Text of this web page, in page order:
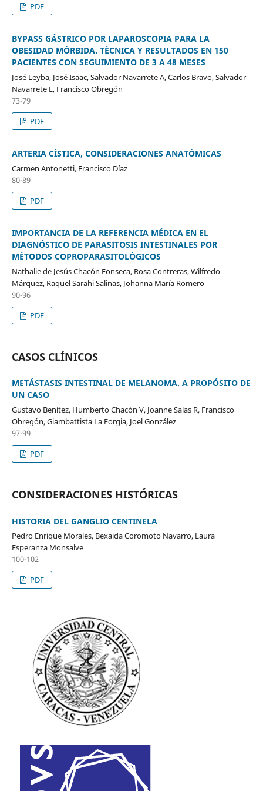
PDF
BYPASS GÁSTRICO POR LAPAROSCOPIA PARA LA
OBESIDAD MÓRBIDA. TÉCNICA Y RESULTADOS EN 150
PACIENTES CON SEGUIMIENTO DE 3 A 48 MESES
José Leyba, José Isaac, Salvador Navarrete A, Carlos Bravo, Salvador
Navarrete L, Francisco Obregón
73-79
PDF
ARTERIA CÍSTICA, CONSIDERACIONES ANATÓMICAS
Carmen Antonetti, Francisco Díaz
80-89
PDF
IMPORTANCIA DE LA REFERENCIA MÉDICA EN EL
DIAGNÓSTICO DE PARASITOSIS INTESTINALES POR
MÉTODOS COPROPARASITOLÓGICOS
Nathalie de Jesús Chacón Fonseca, Rosa Contreras, Wilfredo
Márquez, Raquel Sarahi Salinas, Johanna María Romero
90-96
PDF
CASOS CLÍNICOS
METÁSTASIS INTESTINAL DE MELANOMA. A PROPÓSITO DE
UN CASO
Gustavo Benítez, Humberto Chacón V, Joanne Salas R, Francisco
Obregón, Giambattista La Forgia, Joel González
97-99
PDF
CONSIDERACIONES HISTÓRICAS
HISTORIA DEL GANGLIO CENTINELA
Pedro Enrique Morales, Bexaida Coromoto Navarro, Laura
Esperanza Monsalve
100-102
PDF